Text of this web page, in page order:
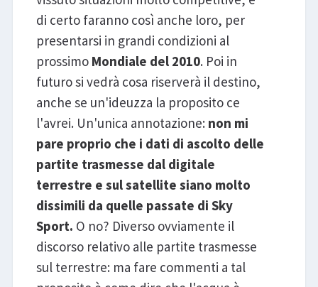
di certo faranno così anche loro, per
presentarsi in grandi condizioni al
prossimo Mondiale del 2010. Poi in
futuro si vedrà cosa riserverà il destino,
anche se un'ideuzza la proposito ce
l'avrei. Un'unica annotazione: non mi
pare proprio che i dati di ascolto delle
partite trasmesse dal digitale
terrestre e sul satellite siano molto
dissimili da quelle passate di Sky
Sport. O no? Diverso ovviamente il
discorso relativo alle partite trasmesse
sul terrestre: ma fare commenti a tal